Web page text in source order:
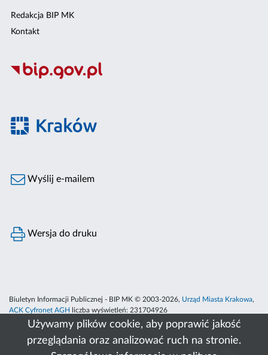
Używamy plików cookie, aby poprawić jakość
przeglądania oraz analizować ruch na stronie.
Redakcja BIP MK
Kontakt
Wyślij e-mailem
Wersja do druku
Biuletyn Informacji Publicznej - BIP MK © 2003-2026, Urząd Miasta Krakowa,
ACK Cyfronet AGH
liczba wyświetleń: 231704926